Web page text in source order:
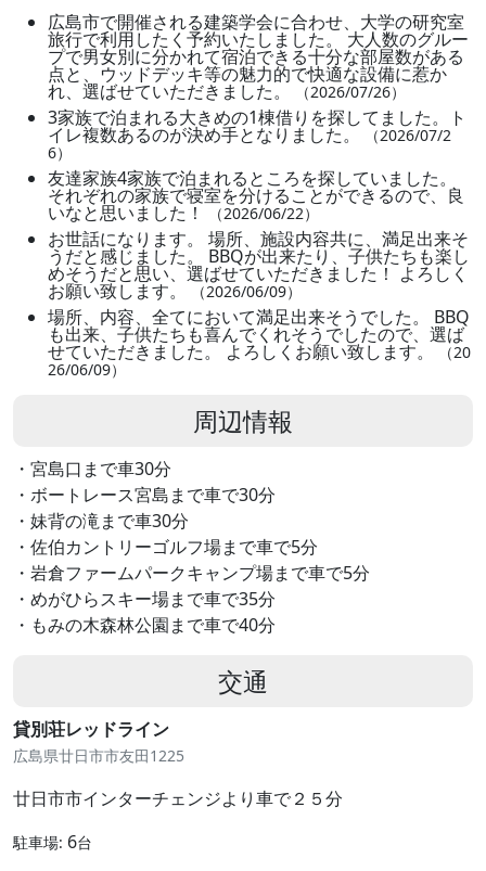
広島市で開催される建築学会に合わせ、大学の研究室
旅行で利用したく予約いたしました。 大人数のグルー
プで男女別に分かれて宿泊できる十分な部屋数がある
点と、ウッドデッキ等の魅力的で快適な設備に惹か
れ、選ばせていただきました。 （2026/07/26）
3家族で泊まれる大きめの1棟借りを探してました。ト
イレ複数あるのが決め手となりました。
（2026/07/2
6）
友達家族4家族で泊まれるところを探していました。
それぞれの家族で寝室を分けることができるので、良
いなと思いました！ （2026/06/22）
お世話になります。 場所、施設内容共に、満足出来そ
うだと感じました。 BBQが出来たり、子供たちも楽し
めそうだと思い、選ばせていただきました！ よろしく
お願い致します。 （2026/06/09）
場所、内容、全てにおいて満足出来そうでした。 BBQ
も出来、子供たちも喜んでくれそうでしたので、選ば
せていただきました。 よろしくお願い致します。
（20
26/06/09）
周辺情報
・宮島口まで車30分
・ボートレース宮島まで車で30分
・妹背の滝まで車30分
・佐伯カントリーゴルフ場まで車で5分
・岩倉ファームパークキャンプ場まで車で5分
・めがひらスキー場まで車で35分
・もみの木森林公園まで車で40分
交通
貸別荘レッドライン
広島県廿日市市友田1225
廿日市市インターチェンジより車で２５分
駐車場: 6台